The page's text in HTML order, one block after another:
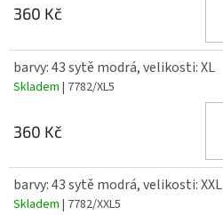
360 Kč
barvy: 43 sytě modrá, velikosti: XL
Skladem | 7782/XL5
360 Kč
barvy: 43 sytě modrá, velikosti: XXL
Skladem | 7782/XXL5